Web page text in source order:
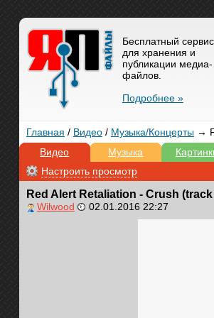
Бесплатный сервис
для хранения и
публикации медиа-
файлов.
Подробнее »
Главная / Видео/ Музыка/Концерты→
Видео
Музыка
Настроить просмотр
Red Alert Retaliation - Crush (track
Wilwood 02.01.2016 22:27